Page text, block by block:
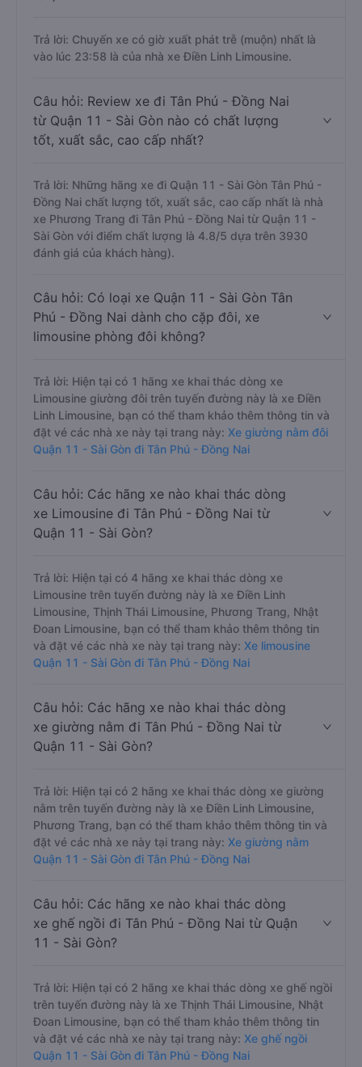
Trả lời: Chuyến xe có giờ xuất phát trễ (muộn) nhất là
vào lúc 23:58 là của nhà xe Điền Linh Limousine.
Câu hỏi: Review xe đi Tân Phú - Đồng Nai
từ Quận 11 - Sài Gòn nào có chất lượng
tốt, xuất sắc, cao cấp nhất?
Trả lời: Những hãng xe đi Quận 11 - Sài Gòn Tân Phú -
Đồng Nai chất lượng tốt, xuất sắc, cao cấp nhất là nhà
xe Phương Trang đi Tân Phú - Đồng Nai từ Quận 11 -
Sài Gòn với điểm chất lượng là 4.8/5 dựa trên 3930
đánh giá của khách hàng).
Câu hỏi: Có loại xe Quận 11 - Sài Gòn Tân
Phú - Đồng Nai dành cho cặp đôi, xe
limousine phòng đôi không?
Trả lời: Hiện tại có 1 hãng xe khai thác dòng xe
Limousine giường đôi trên tuyến đường này là xe Điền
Linh Limousine, bạn có thể tham khảo thêm thông tin và
đặt vé các nhà xe này tại trang này: Xe giường nằm đôi
Quận 11 - Sài Gòn đi Tân Phú - Đồng Nai
Câu hỏi: Các hãng xe nào khai thác dòng
xe Limousine đi Tân Phú - Đồng Nai từ
Quận 11 - Sài Gòn?
Trả lời: Hiện tại có 4 hãng xe khai thác dòng xe
Limousine trên tuyến đường này là xe Điền Linh
Limousine, Thịnh Thái Limousine, Phương Trang, Nhật
Đoan Limousine, bạn có thể tham khảo thêm thông tin
và đặt vé các nhà xe này tại trang này: Xe limousine
Quận 11 - Sài Gòn đi Tân Phú - Đồng Nai
Câu hỏi: Các hãng xe nào khai thác dòng
xe giường nằm đi Tân Phú - Đồng Nai từ
Quận 11 - Sài Gòn?
Trả lời: Hiện tại có 2 hãng xe khai thác dòng xe giường
nằm trên tuyến đường này là xe Điền Linh Limousine,
Phương Trang, bạn có thể tham khảo thêm thông tin và
đặt vé các nhà xe này tại trang này: Xe giường nằm
Quận 11 - Sài Gòn đi Tân Phú - Đồng Nai
Câu hỏi: Các hãng xe nào khai thác dòng
xe ghế ngồi đi Tân Phú - Đồng Nai từ Quận
11 - Sài Gòn?
Trả lời: Hiện tại có 2 hãng xe khai thác dòng xe ghế ngồi
trên tuyến đường này là xe Thịnh Thái Limousine, Nhật
Đoan Limousine, bạn có thể tham khảo thêm thông tin
và đặt vé các nhà xe này tại trang này: Xe ghế ngồi
Quận 11 - Sài Gòn đi Tân Phú - Đồng Nai